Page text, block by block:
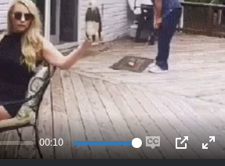
00:10
EnablePIP